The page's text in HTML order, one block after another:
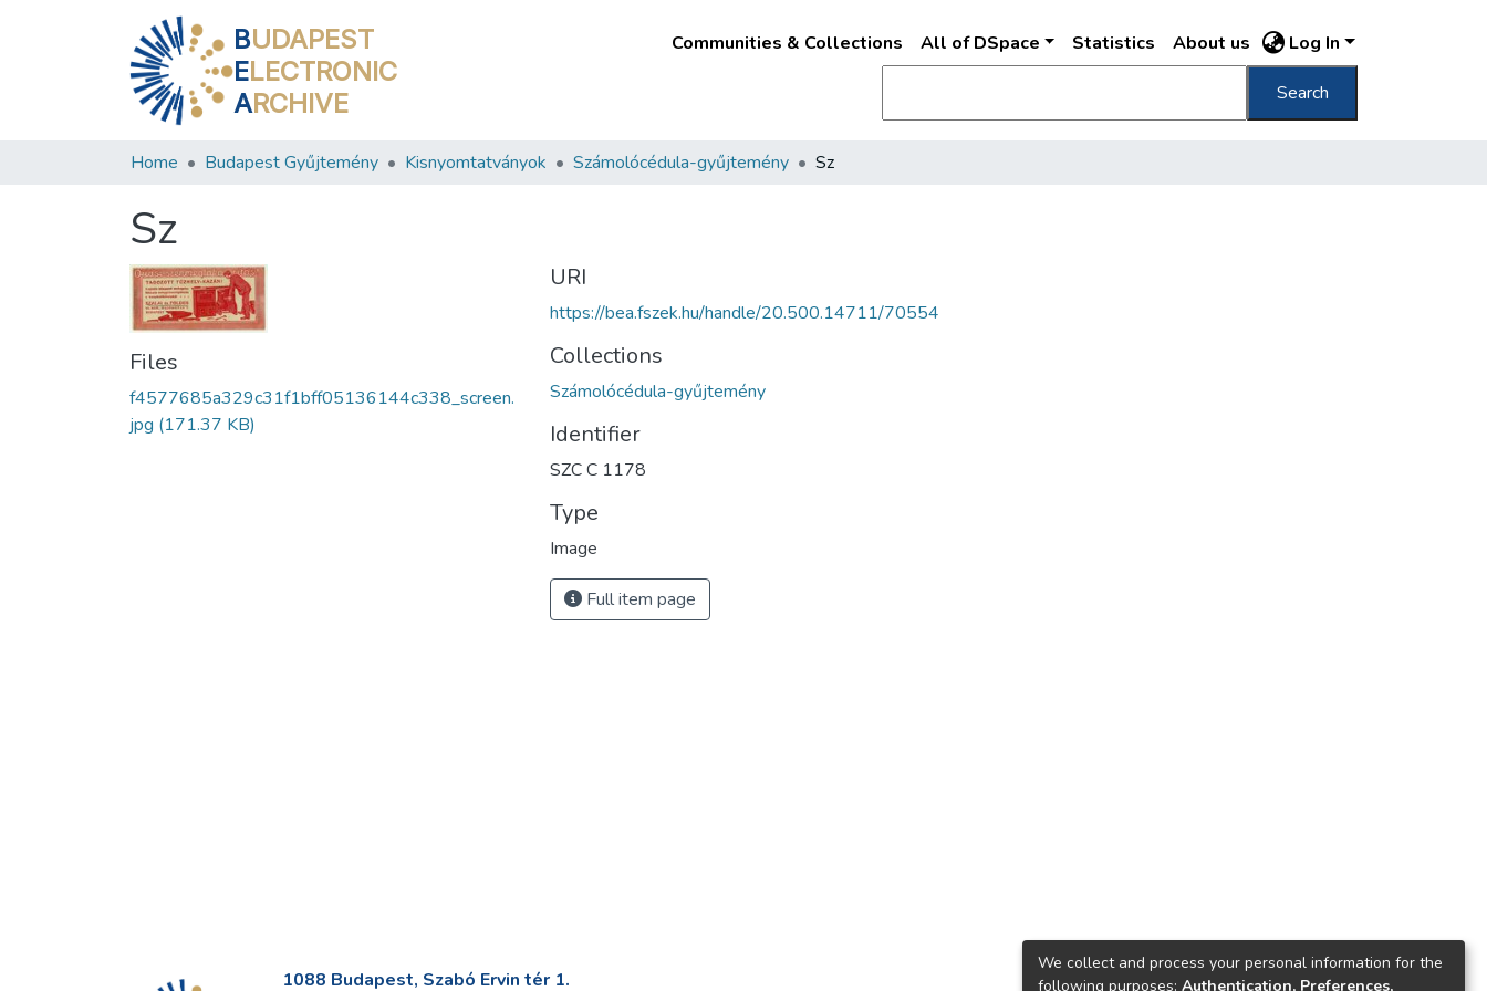
BUDAPEST
ELECTRONIC
ARCHIVE
Communities & Collections All of DSpace Statistics About us Log In
Search
Home Budapest Gyűjtemény Kisnyomtatványok Számolócédula-gyűjtemény Sz
Sz
Files
f4577685a329c31f1bff05136144c338_screen.
jpg (171.37 KB)
URI
https://bea.fszek.hu/handle/20.500.14711/70554
Collections
Számolócédula-gyűjtemény
Identifier
SZC C 1178
Type
Image
Full item page
1088 Budapest, Szabó Ervin tér 1.
We collect and process your personal information for the
following purposes: Authentication, Preferences,